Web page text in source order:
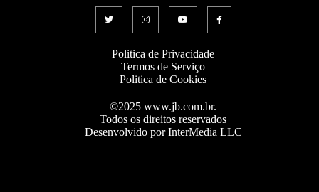
Politica de Privacidade
Termos de Serviço
Politica de Cookies
©2025 www.jb.com.br.
Todos os direitos reservados
Desenvolvido por InterMedia LLC